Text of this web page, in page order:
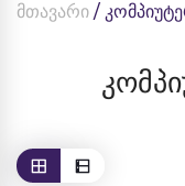
მთავარი /